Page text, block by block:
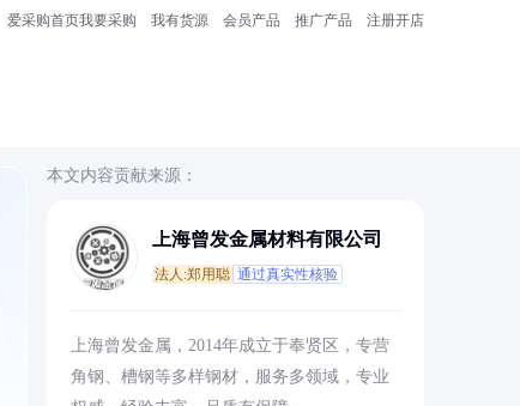
爱采购首页我要采购 我有货源 会员产品 推广产品 注册开店
本文内容贡献来源：
上海曾发金属材料有限公司
法人:郑用聪 通过真实性核验
上海曾发金属，2014年成立于奉贤区，专营
角钢、槽钢等多样钢材，服务多领域，专业